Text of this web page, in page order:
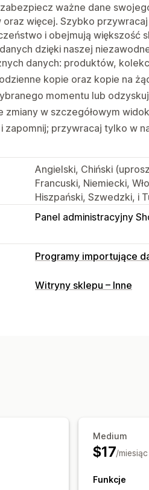
zabezpiecz ważne dane
oraz więcej. Szybko
i obejmują większość
dzięki naszej
danych: produktów,
kopie oraz kopie na
momentu lub
zmiany w szczegółowym
i zapomnij; przywracaj tylko w
Angielski, Chiński
Francuski, Niemiecki,
Hiszpański, Szwedzki, i
Panel administracyjny
Programy importujące
Synchronizacja danych
Witryny sklepu – Inne
Medium
$17/miesiąc
Funkcje